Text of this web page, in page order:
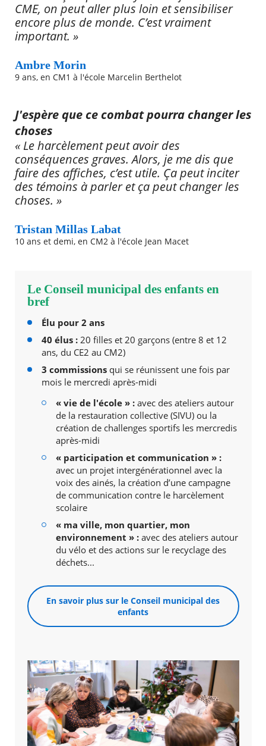
CME, on peut aller plus loin et sensibiliser
encore plus de monde. C’est vraiment
important. »
Ambre Morin
9 ans, en CM1 à l'école Marcelin Berthelot
J'espère que ce combat pourra changer les
choses
« Le harcèlement peut avoir des
conséquences graves. Alors, je me dis que
faire des affiches, c’est utile. Ça peut inciter
des témoins à parler et ça peut changer les
choses. »
Tristan Millas Labat
10 ans et demi, en CM2 à l'école Jean Macet
Le Conseil municipal des enfants en
bref
Élu pour 2 ans
40 élus :20 filles et 20 garçons (entre 8 et 12
ans, du CE2 au CM2)
3 commissionsqui se réunissent une fois par
mois le mercredi après-midi
« vie de l'école » :avec des ateliers autour
de la restauration collective (SIVU) ou la
création de challenges sportifs les mercredis
après-midi
« participation et communication » :
avec un projet intergénérationnel avec la
voix des ainés, la création d’une campagne
de communication contre le harcèlement
scolaire
« ma ville, mon quartier, mon
environnement » :avec des ateliers autour
du vélo et des actions sur le recyclage des
déchets...
En savoir plus sur le Conseil municipal des
enfants